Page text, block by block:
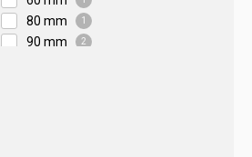
80 mm 1
90 mm 2